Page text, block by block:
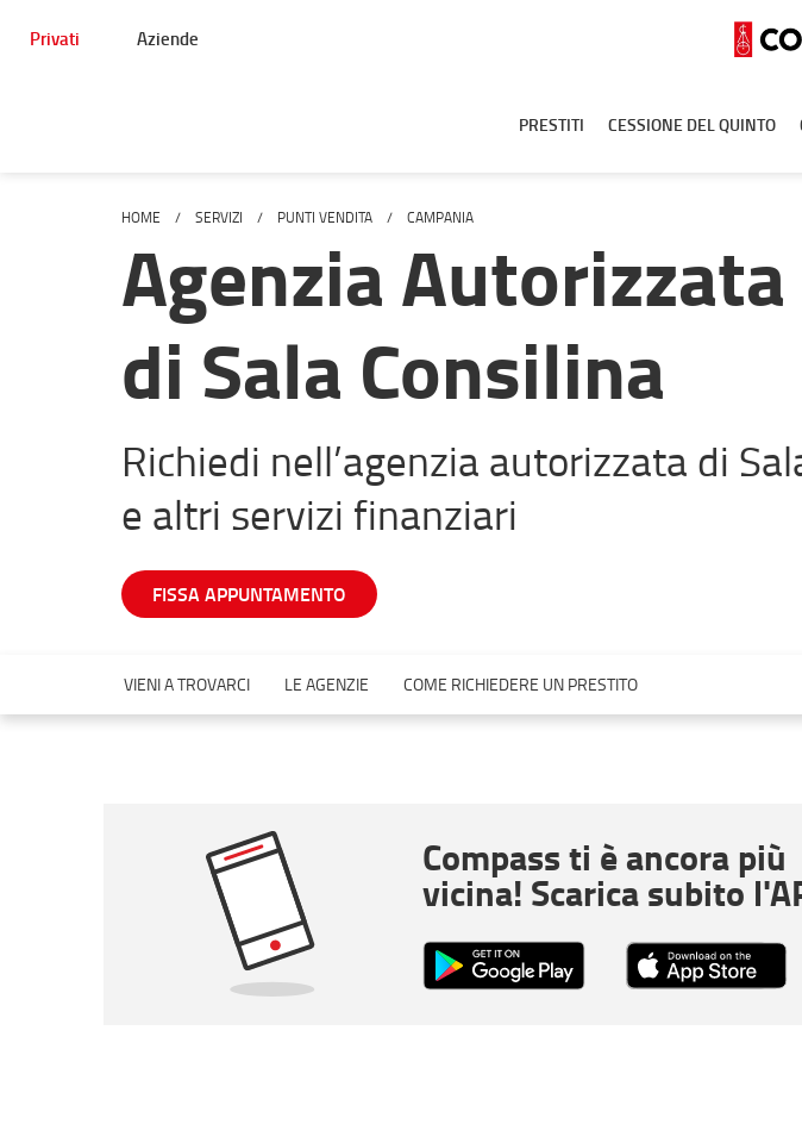
Privati Aziende
PRESTITI CESSIONE DEL QUINTO
HOME SERVIZI PUNTI VENDITA CAMPANIA
Agenzia Autorizzata
di Sala Consilina
Richiedi nell’agenzia autorizzata di
e altri servizi finanziari
FISSA APPUNTAMENTO
VIENI A TROVARCI LE AGENZIE COME RICHIEDERE UN PRESTITO
Compass ti è ancora più
vicina! Scarica subito